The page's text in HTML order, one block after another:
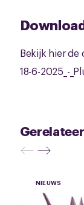
Bekijk hier de
18-6-2025_-
NIEUWS